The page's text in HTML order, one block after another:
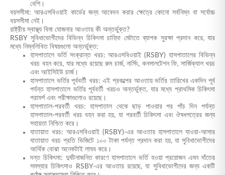
বেশি।
বয়সসীমা: আরএসবিওয়াই কার্ডের জন্য আবেদন করার ক্ষেত্রে কোনো সর্বনিম্ন বা সর্বোচ্চ
বয়সসীমা নেই।
রাষ্ট্রীয় স্বাস্থ্য বিমা যোজনার আওতায় কী অন্তর্ভুক্ত?
RSBY সুবিধাভোগীদের বিভিন্ন চিকিৎসা চাহিদা মেটাতে ব্যাপক সুরক্ষা প্রদান করে, যার
মধ্যে নিম্নলিখিত বিষয়গুলো অন্তর্ভুক্ত:
হাসপাতালে ভর্তি সংক্রান্ত খরচ: আরএসবিওয়াই (RSBY) হাসপাতালের বিভিন্ন
খরচ বহন করে, যার মধ্যে রয়েছে রুম চার্জ, নার্সিং, কনসালটেশন ফি, সার্জিক্যাল খরচ
এবং আইসিইউ চার্জ।
হাসপাতালে ভর্তির পূর্ববর্তী খরচ: এই প্রকল্পের আওতায় ভর্তির তারিখের একদিন পূর্ব
পর্যন্ত হাসপাতালে ভর্তির পূর্ববর্তী খরচও অন্তর্ভুক্ত, যার মধ্যে প্রাথমিক চিকিৎসা
পরামর্শ এবং পরীক্ষাগুলোও রয়েছে।
হাসপাতাল-পরবর্তী খরচ: হাসপাতাল থেকে ছাড় পাওয়ার পর পাঁচ দিন পর্যন্ত
হাসপাতাল-পরবর্তী খরচ বহন করা হয়, যা পরবর্তী চিকিৎসা এবং ঔষধপত্রের জন্য
সহায়তা নিশ্চিত করে।
যাতায়াত খরচ: আরএসবিওয়াই (RSBY)-এর আওতায় হাসপাতালে যাওয়া-আসার
যাতায়াত খরচ প্রতি ভিজিটে ১০০ টাকা পর্যন্ত প্রদান করা হয়, যা সুবিধাভোগীদের
আর্থিক বোঝা অনেকটাই লাঘব করে।
দন্ত চিকিৎসা: দুর্ঘটনাজনিত কারণে হাসপাতালে ভর্তি হওয়া প্রয়োজন এমন দাঁতের
সমস্যার চিকিৎসাও RSBY-এর আওতায় রয়েছে, যা সুবিধাভোগীদের জন্য একটি